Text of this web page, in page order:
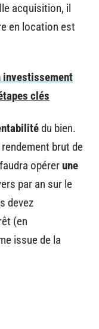
acquisition, il
en location est
investissement
clés
du bien.
brut de
opérer une
par an sur le
devez
(en
issue de la